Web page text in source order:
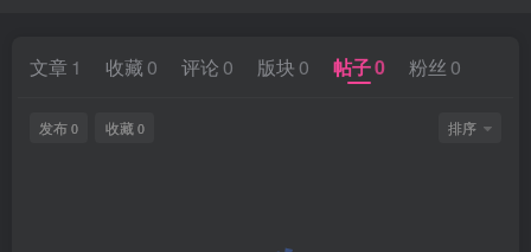
文章 1 收藏 0 评论 0 版块 0 帖子0 粉丝 0
发布 0 收藏 0 排序